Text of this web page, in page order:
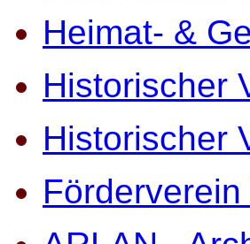
Heimat- &
Historischer
Historischer